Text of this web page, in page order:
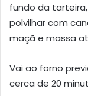
fundo da
polvilhar com
maçã e massa
Vai ao forno
cerca de 20